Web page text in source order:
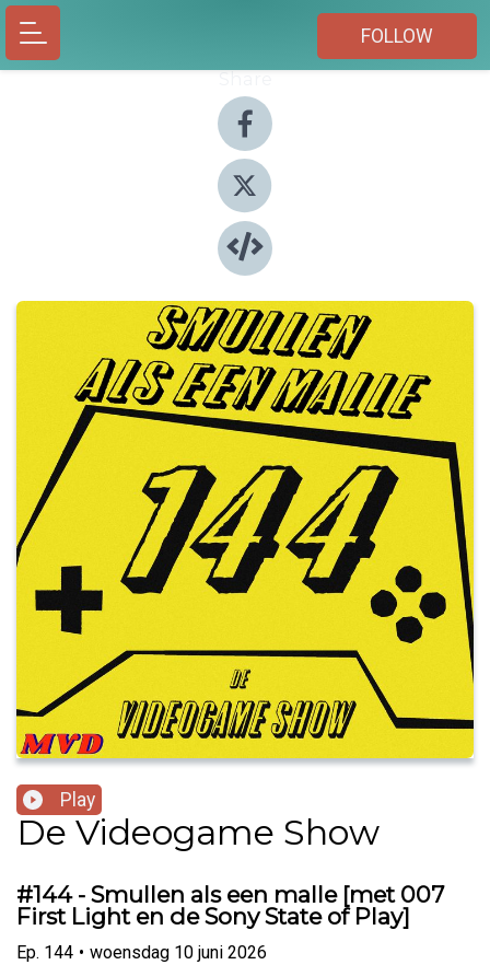
FOLLOW
Play
De Videogame Show
#144 - Smullen als een malle [met 007
First Light en de Sony State of Play]
Ep. 144 • woensdag 10 juni 2026